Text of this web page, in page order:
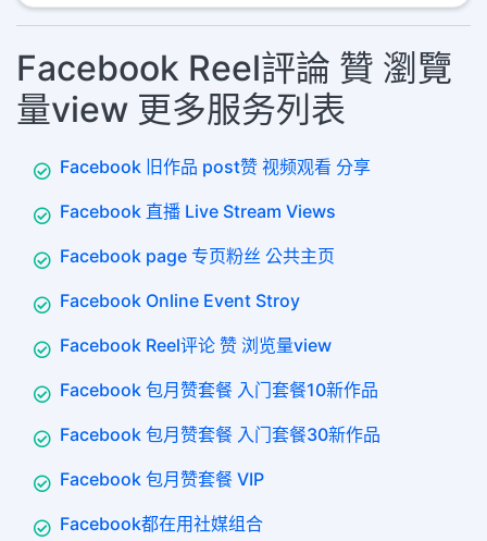
Facebook Reel評論 贊 瀏覽
量view 更多服务列表
Facebook 旧作品 post赞 视频观看 分享
Facebook 直播 Live Stream Views
Facebook page 专页粉丝 公共主页
Facebook Online Event Stroy
Facebook Reel评论 赞 浏览量view
Facebook 包月赞套餐 入门套餐10新作品
Facebook 包月赞套餐 入门套餐30新作品
Facebook 包月赞套餐 VIP
Facebook都在用社媒组合